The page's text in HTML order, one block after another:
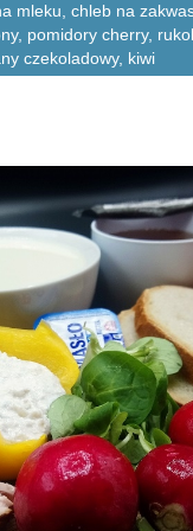
mleku, chleb na
pomidory cherry,
czekoladowy, kiwi